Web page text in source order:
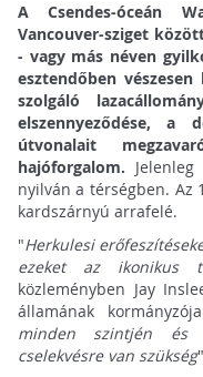
A Csendes-óceán
Vancouver-sziget
- vagy más néven
esztendőben
szolgáló
elszennyeződése, a
útvonalait
hajóforgalom.
nyilván a térségben. Az
kardszárnyú arrafelé.
"Herkulesi
ezeket az ikonikus
közleményben Jay
államának
minden szintjén és
cselekvésre van szükség